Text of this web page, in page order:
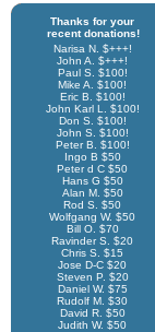
Thanks for your
recent donations!
Narisa N. $+++!
John A. $+++!
Paul S. $100!
Mike A. $100!
Eric B. $100!
John Karl L. $100!
Don S. $100!
John S. $100!
Peter B. $100!
Ingo B $50
Peter d C $50
Hans G $50
Alan M. $50
Rod S. $50
Wolfgang W. $50
Bill O. $70
Ravinder S. $20
Chris S. $15
Jose D-C $20
Steven P. $20
Daniel W. $75
Rudolf M. $30
David R. $50
Judith W. $50